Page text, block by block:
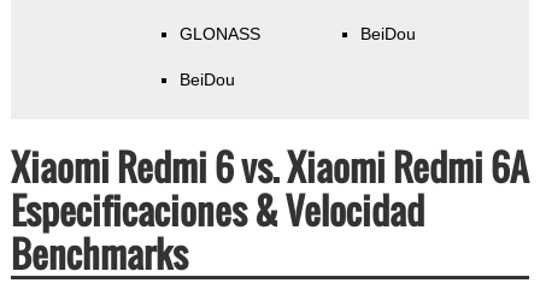
GLONASS
BeiDou
BeiDou
Xiaomi Redmi 6 vs. Xiaomi Redmi 6A
Especificaciones & Velocidad
Benchmarks